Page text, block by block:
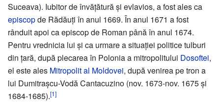
Suceava). Iubitor de învățătură și evlavios, a fost ales ca
episcopde Rădăuți în anul 1669. În anul 1671 a fost
rânduit apoi ca episcop de Roman până în anul 1674.
Pentru vrednicia lui și ca urmare a situației politice tulburi
din țară, după plecarea în Polonia a mitropolitului Dosoftei,
el este ales Mitropolit al Moldovei, după venirea pe tron a
lui Dumitrașcu-Vodă Cantacuzino (nov. 1673-nov. 1675 și
1684-1685).[1]